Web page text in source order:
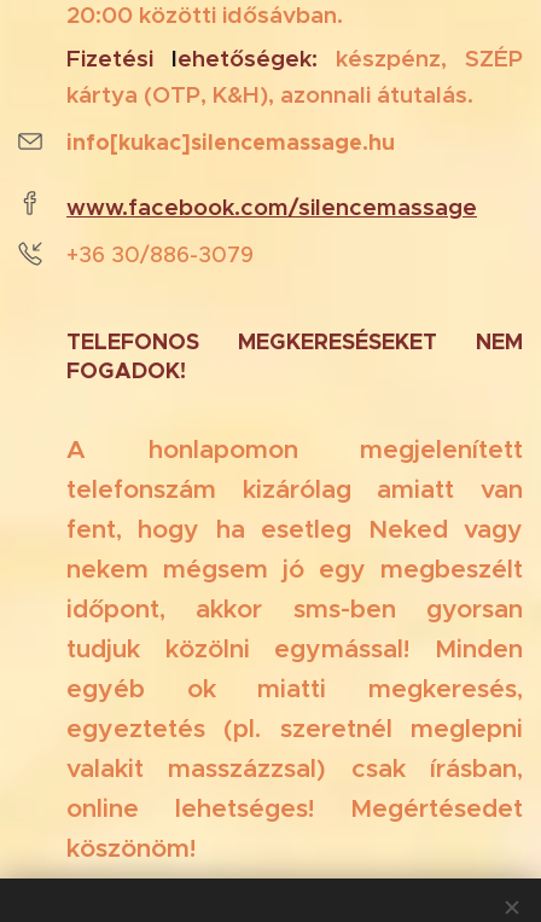
20:00 közötti idősávban.
Fizetési
lehetőségek: készpénz, SZÉP
kártya (OTP, K&H), azonnali átutalás.
info[kukac]silencemassage.hu
www.facebook.com/silencemassage
+36 30/886-3079
TELEFONOS MEGKERESÉSEKET
NEM
FOGADOK!
A honlapomon megjelenített
telefonszám
kizárólag amiatt van
fent, hogy ha esetleg Neked vagy
nekem mégsem jó egy megbeszélt
időpont,
akkor sms-ben gyorsan
tudjuk közölni egymással! Minden
egyéb ok miatti megkeresés,
egyeztetés (pl. szeretnél meglepni
valakit masszázzsal) csak írásban,
online lehetséges! Megértésedet
köszönöm!